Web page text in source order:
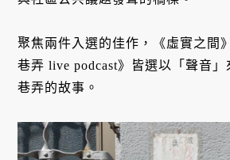
聚焦兩件入選的佳作，《虛實之間
巷弄 live podcast》皆選以「聲音
巷弄的故事。